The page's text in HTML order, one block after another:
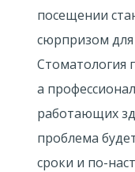
посещении
сюрпризом
Стоматология
а
работающих
проблема
сроки и по-